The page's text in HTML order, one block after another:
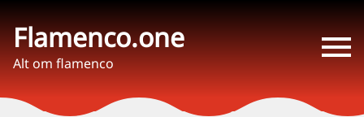
Flamenco.one
Alt om flamenco